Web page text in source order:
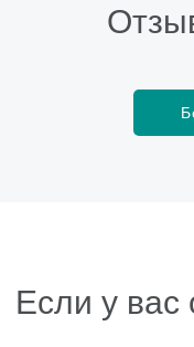
Если у вас